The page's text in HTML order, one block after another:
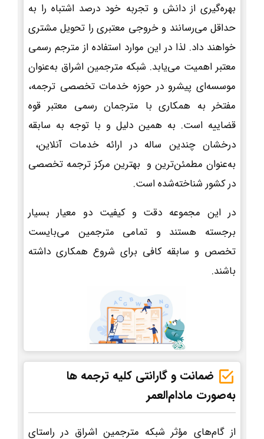
بهره‌گیری از دانش و تجربه خود درصد اشتباه را به
حداقل می‌رسانند و خروجی معتبری را تحویل مشتری
خواهند داد. لذا در این موارد استفاده از مترجم رسمی
معتبر اهمیت می‌یابد. شبکه مترجمین اشراق به‌عنوان
موسسه‌ای پیشرو در حوزه خدمات تخصصی ترجمه،
مفتخر به همکاری با مترجمان رسمی معتبر قوه
قضاییه است. به همین دلیل و با توجه به سابقه
درخشان چندین ساله در ارائه خدمات آنلاین،
به‌عنوان مطمئن‌ترین و بهترین مرکز ترجمه تخصصی
در کشور شناخته‌شده است.
در این مجموعه دقت و کیفیت دو معیار بسیار
برجسته هستند و تمامی مترجمین می‌بایست
تخصص و سابقه کافی برای شروع همکاری داشته
باشند.
ضمانت و گارانتی کلیه ترجمه ها
به‌صورت مادام‌العمر
از گام‌های مؤثر شبکه مترجمین اشراق در راستای